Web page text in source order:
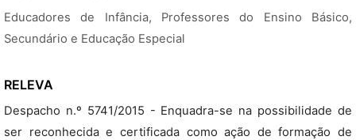
Educadores de Infância, Professores do Ensino Básico,
Secundário e Educação Especial
RELEVA
Despacho n.º 5741/2015 - Enquadra-se na possibilidade de
ser reconhecida e certificada como ação de formação de